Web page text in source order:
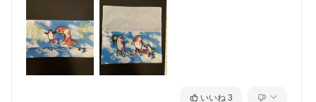
いいね 3